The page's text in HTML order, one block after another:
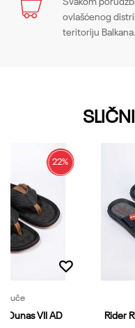
Ime/Nadimakovlašćenog
teritoriju Balkana.
22%
Dunas VII AD
Rider